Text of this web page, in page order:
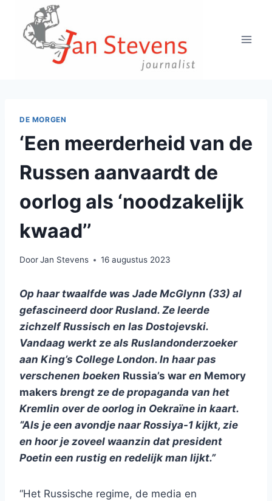
Doorgaan
inhoud
DE MORGEN
‘Een meerderheid van de
Russen aanvaardt de
oorlog als ‘noodzakelijk
kwaad’’
DoorJan Stevens 16 augustus 2023
Op haar twaalfde was Jade McGlynn (33) al
gefascineerd door Rusland. Ze leerde
zichzelf Russisch en las Dostojevski.
Vandaag werkt ze als Ruslandonderzoeker
aan King’s College London. In haar pas
verschenen boeken Russia’s war en Memory
makers brengt ze de propaganda van het
Kremlin over de oorlog in Oekraïne in kaart.
“Als je een avondje naar Rossiya-1 kijkt, zie
en hoor je zoveel waanzin dat president
Poetin een rustig en redelijk man lijkt.”
“Het Russische regime, de media en